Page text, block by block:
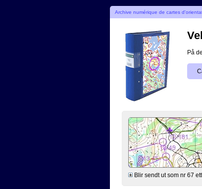
Archive numérique de cartes
På
Blir sendt ut som nr 67